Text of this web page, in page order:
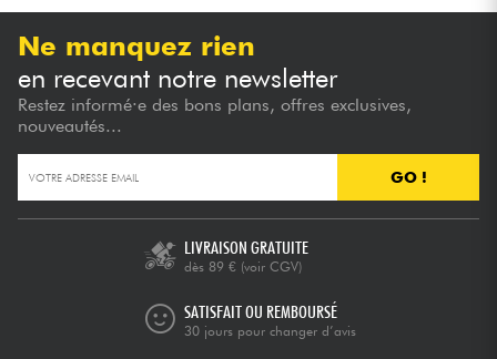
Ne manquez rien
en recevant notre newsletter
Restez informé·e des bons plans, offres exclusives,
nouveautés...
GO !
LIVRAISON GRATUITE
dès 89 € (voir CGV)
SATISFAIT OU REMBOURSÉ
30 jours pour changer d’avis